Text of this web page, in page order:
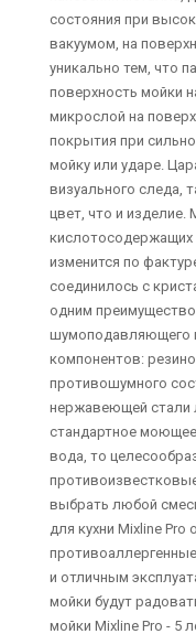
состояния при
вакуумом, на
уникально тем, что
поверхность мойки
микрослой на
покрытия при
мойку или ударе.
визуального следа,
цвет, что и изделие.
кислотосодержащих
изменится по
соединилось с
одним
шумоподавляющего
компонентов:
противошумного
нержавеющей стали
стандартное
вода, то
выбрать любой
для кухни Mixline Pro
и отличным
мойки будут
мойки Mixline Pro - 5